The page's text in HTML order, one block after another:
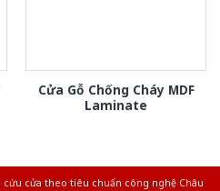
Cửa Gỗ Chống Cháy MDF
Laminate
cửa theo tiêu chuẩn công nghệ Châu